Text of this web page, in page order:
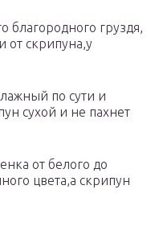
благородного груздя,
от скрипуна,у
по сути и
сухой и не пахнет
от белого до
цвета,а скрипун